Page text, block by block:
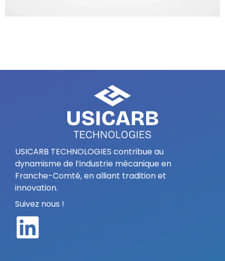
USICARB TECHNOLOGIES contribue au
dynamisme de l’industrie mécanique en
Franche-Comté, en alliant tradition et
innovation.
Suivez nous !